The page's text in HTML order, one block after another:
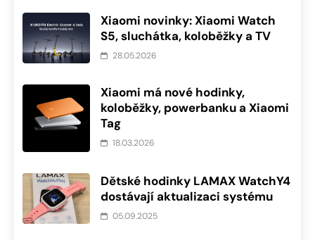
Xiaomi novinky: Xiaomi Watch
S5, sluchátka, koloběžky a TV
28.05.2026
Xiaomi má nové hodinky,
koloběžky, powerbanku a Xiaomi
Tag
18.03.2026
Dětské hodinky LAMAX WatchY4
dostávají aktualizaci systému
05.09.2025